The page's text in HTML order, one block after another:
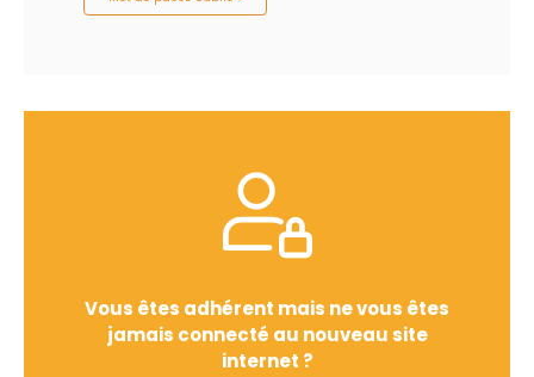
Vous êtes adhérent mais ne vous êtes
jamais connecté au nouveau site
internet ?